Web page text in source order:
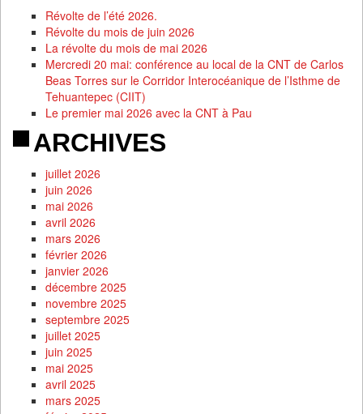
Révolte de l’été 2026.
Révolte du mois de juin 2026
La révolte du mois de mai 2026
Mercredi 20 mai: conférence au local de la CNT de Carlos
Beas Torres sur le Corridor Interocéanique de l’Isthme de
Tehuantepec (CIIT)
Le premier mai 2026 avec la CNT à Pau
ARCHIVES
juillet 2026
juin 2026
mai 2026
avril 2026
mars 2026
février 2026
janvier 2026
décembre 2025
novembre 2025
septembre 2025
juillet 2025
juin 2025
mai 2025
avril 2025
mars 2025